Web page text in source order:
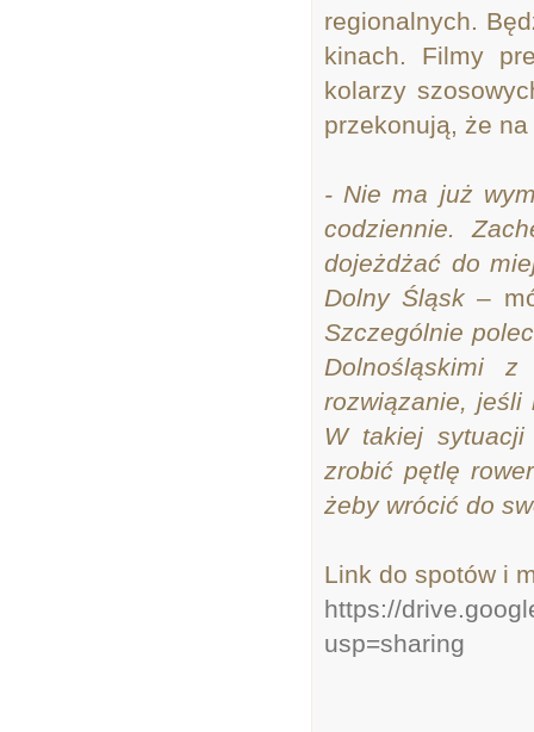
regionalnych.
kinach. Filmy
kolarzy
przekonują, że
- Nie ma już
codziennie.
dojeżdżać do
Dolny Śląsk–
Szczególnie
Dolnośląskimi
rozwiązanie, jeśli
W takiej
zrobić pętlę
żeby wrócić do
Link do spotów i
https://
usp=sharing